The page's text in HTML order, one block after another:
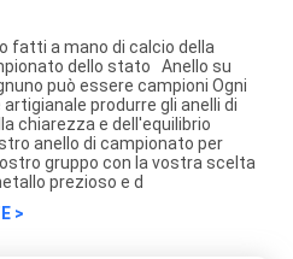
fatti a mano di calcio della
dello stato Anello su
può essere campioni Ogni
produrre gli anelli di
chiarezza e dell'equilibrio
anello di campionato per
gruppo con la vostra scelta
prezioso e d
>